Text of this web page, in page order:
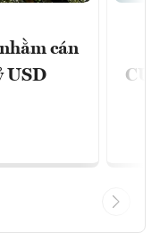
cán
USD